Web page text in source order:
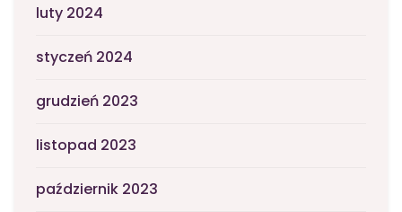
luty 2024
styczeń 2024
grudzień 2023
listopad 2023
październik 2023